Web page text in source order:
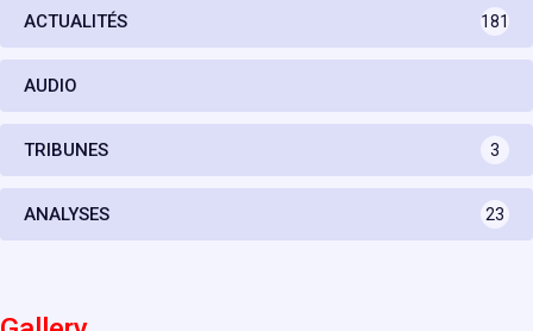
ACTUALITÉS 181
AUDIO
TRIBUNES 3
ANALYSES 23